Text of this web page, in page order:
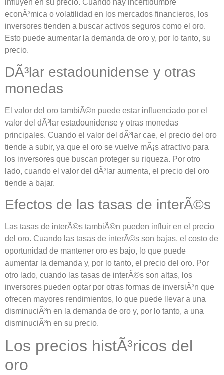
influyen en su precio. Cuando hay incertidumbre
econÃ³mica o volatilidad en los mercados financieros, los
inversores tienden a buscar activos seguros como el oro.
Esto puede aumentar la demanda de oro y, por lo tanto, su
precio.
DÃ³lar estadounidense y otras
monedas
El valor del oro tambiÃ©n puede estar influenciado por el
valor del dÃ³lar estadounidense y otras monedas
principales. Cuando el valor del dÃ³lar cae, el precio del oro
tiende a subir, ya que el oro se vuelve mÃ¡s atractivo para
los inversores que buscan proteger su riqueza. Por otro
lado, cuando el valor del dÃ³lar aumenta, el precio del oro
tiende a bajar.
Efectos de las tasas de interÃ©s
Las tasas de interÃ©s tambiÃ©n pueden influir en el precio
del oro. Cuando las tasas de interÃ©s son bajas, el costo de
oportunidad de mantener oro es bajo, lo que puede
aumentar la demanda y, por lo tanto, el precio del oro. Por
otro lado, cuando las tasas de interÃ©s son altas, los
inversores pueden optar por otras formas de inversiÃ³n que
ofrecen mayores rendimientos, lo que puede llevar a una
disminuciÃ³n en la demanda de oro y, por lo tanto, a una
disminuciÃ³n en su precio.
Los precios histÃ³ricos del
oro